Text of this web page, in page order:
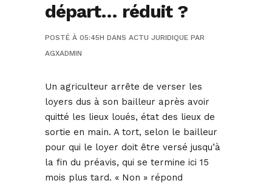
départ… réduit ?
POSTÉ À 05:45H DANS ACTU JURIDIQUE PAR
AGXADMIN
Un agriculteur arrête de verser les
loyers dus à son bailleur après avoir
quitté les lieux loués, état des lieux de
sortie en main. A tort, selon le bailleur
pour qui le loyer doit être versé jusqu’à
la fin du préavis, qui se termine ici 15
mois plus tard. « Non » répond